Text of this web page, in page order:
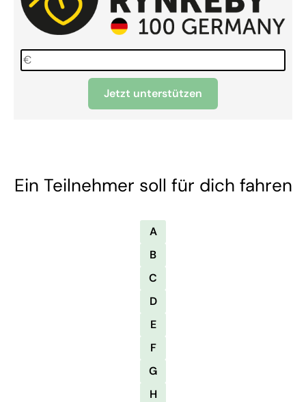
Jetzt unterstützen
Ein Teilnehmer soll für dich fahren
A
B
C
D
E
F
G
H